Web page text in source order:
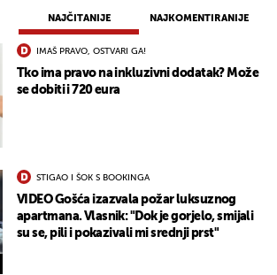
NAJČITANIJE NAJKOMENTIRANIJE
IMAŠ PRAVO, OSTVARI GA!
Tko ima pravo na inkluzivni dodatak? Može
se dobiti i 720 eura
STIGAO I ŠOK S BOOKINGA
VIDEO Gošća izazvala požar luksuznog
apartmana. Vlasnik: "Dok je gorjelo, smijali
su se, pili i pokazivali mi srednji prst"
UKLJUČITE NOTIFIKACIJE